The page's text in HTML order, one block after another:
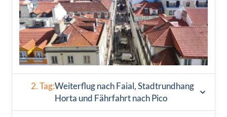
2. Tag:Weiterflug nach Faial, Stadtrundhang
Horta und Fährfahrt nach Pico